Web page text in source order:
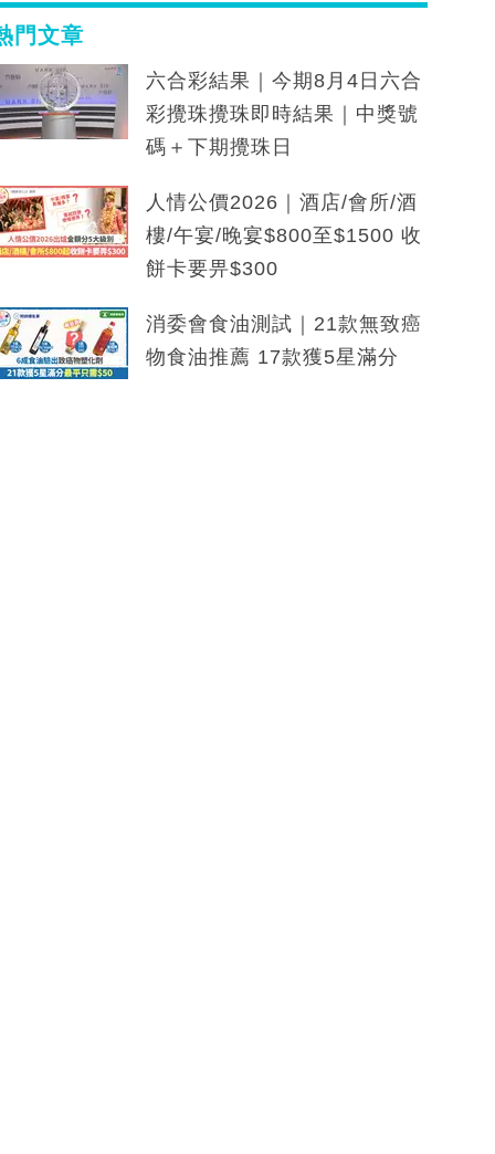
門文章
六合彩結果｜今期8月4日六合
彩攪珠攪珠即時結果｜中獎號
碼＋下期攪珠日
人情公價2026｜酒店/會所/酒
樓/午宴/晚宴$800至$1500 收
餅卡要畀$300
消委會食油測試｜21款無致癌
物食油推薦 17款獲5星滿分